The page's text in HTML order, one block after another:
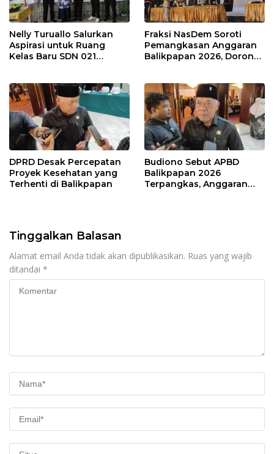
Nelly Turuallo Salurkan
Aspirasi untuk Ruang
Kelas Baru SDN 021
Fraksi NasDem Soroti
Pemangkasan Anggaran
Balikpapan 2026, Dorong
DPRD Desak Percepatan
Proyek Kesehatan yang
Terhenti di Balikpapan
Budiono Sebut APBD
Balikpapan 2026
Terpangkas, Anggaran
Tinggalkan Balasan
Alamat email Anda tidak akan dipublikasikan. Ruas yang wajib
ditandai *